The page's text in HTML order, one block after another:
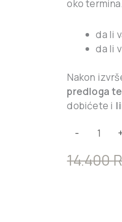
oko
da li
da li
Nakon
predloga
dobićete i
-
14.400